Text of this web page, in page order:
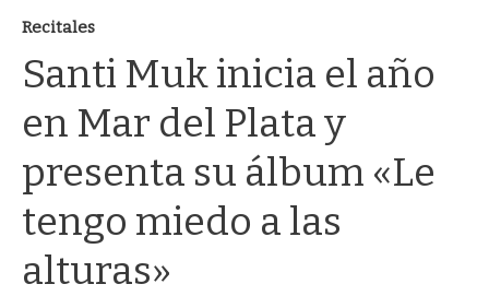
Recitales
Santi Muk inicia el año
en Mar del Plata y
presenta su álbum «Le
tengo miedo a las
alturas»